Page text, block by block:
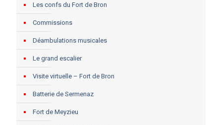
Les confs du Fort de Bron
Commissions
Déambulations musicales
Le grand escalier
Visite virtuelle – Fort de Bron
Batterie de Sermenaz
Fort de Meyzieu